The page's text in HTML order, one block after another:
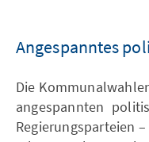
Angespanntes
Die
angespannten
Regierungsparteien